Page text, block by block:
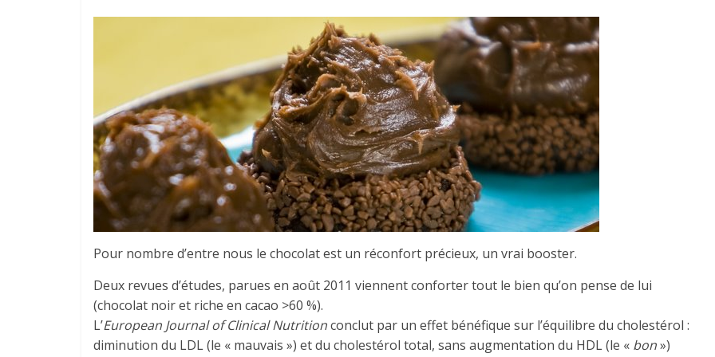
Pour nombre d’entre nous le chocolat est un réconfort précieux, un vrai booster.
Deux revues d’études, parues en août 2011 viennent conforter tout le bien qu’on pense de lui
(chocolat noir et riche en cacao >60 %).
L’European Journal of Clinical Nutritionconclut par un effet bénéfique sur l’équilibre du cholestérol :
diminution du LDL (le « mauvais ») et du cholestérol total, sans augmentation du HDL (le « bon»)